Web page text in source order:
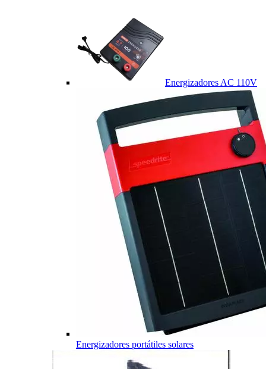
Energizadores AC 110V
Energizadores portátiles solares